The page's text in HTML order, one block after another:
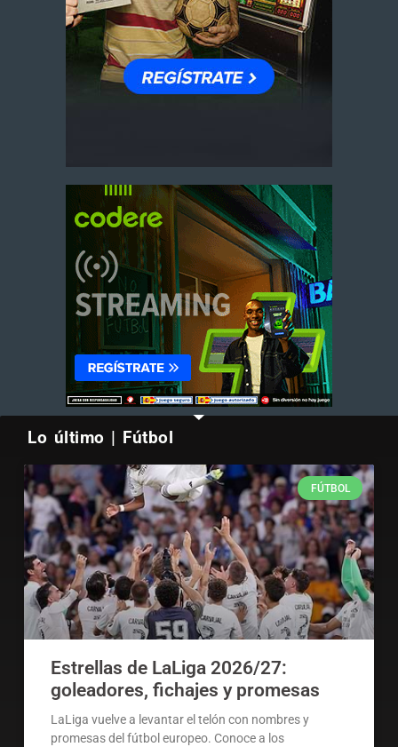
Lo último | Fútbol
FÚTBOL
Estrellas de LaLiga 2026/27:
goleadores, fichajes y promesas
LaLiga vuelve a levantar el telón con nombres y
promesas del fútbol europeo. Conoce a los